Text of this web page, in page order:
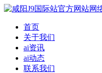
首页
关于我们
ai资讯
ai动态
联系我们